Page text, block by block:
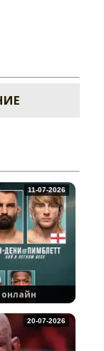
онлайн
11-07-2026
20-07-2026